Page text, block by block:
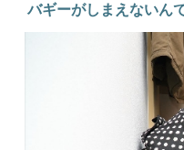
バギーがしまえないん